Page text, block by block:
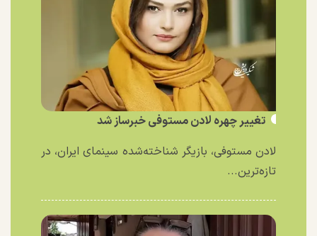
تغییر چهره لادن مستوفی خبرساز شد
لادن مستوفی، بازیگر شناخته‌شده سینمای ایران، در
تازه‌ترین...